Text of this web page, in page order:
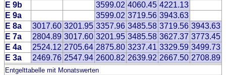
E 9b
3599.02 4060.45 4221.13
E 9a
3599.02 3719.56 3943.63
E 8a
3017.60 3201.95 3357.96 3485.58 3719.56 3943.63
E 7a
2804.89 3017.60 3201.95 3485.58 3627.37 3773.45
E 4a
2524.12 2705.64 2875.80 3237.41 3329.59 3499.73
E 3a
2469.76 2547.94 2600.82 2639.92 2667.50 2708.89
Entgelttabelle mit Monatswerten